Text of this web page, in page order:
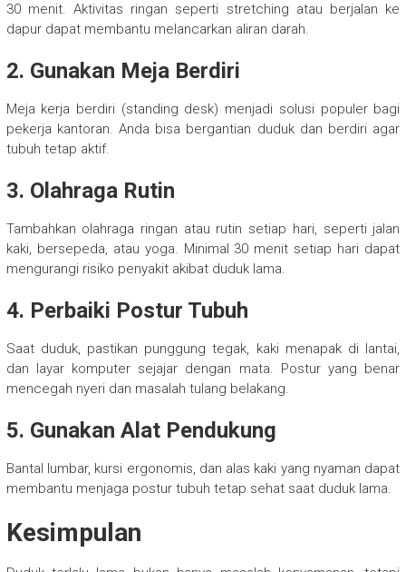
30 menit. Aktivitas ringan seperti stretching atau berjalan ke
dapur dapat membantu melancarkan aliran darah.
2. Gunakan Meja Berdiri
Meja kerja berdiri (standing desk) menjadi solusi populer bagi
pekerja kantoran. Anda bisa bergantian duduk dan berdiri agar
tubuh tetap aktif.
3. Olahraga Rutin
Tambahkan olahraga ringan atau rutin setiap hari, seperti jalan
kaki, bersepeda, atau yoga. Minimal 30 menit setiap hari dapat
mengurangi risiko penyakit akibat duduk lama.
4. Perbaiki Postur Tubuh
Saat duduk, pastikan punggung tegak, kaki menapak di lantai,
dan layar komputer sejajar dengan mata. Postur yang benar
mencegah nyeri dan masalah tulang belakang.
5. Gunakan Alat Pendukung
Bantal lumbar, kursi ergonomis, dan alas kaki yang nyaman dapat
membantu menjaga postur tubuh tetap sehat saat duduk lama.
Kesimpulan